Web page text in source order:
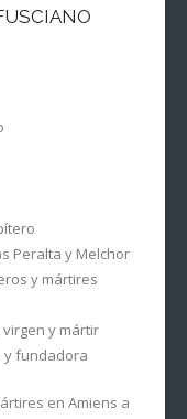
Peralta y Melchor
y mártires
y mártir
y fundadora
en Amiens a